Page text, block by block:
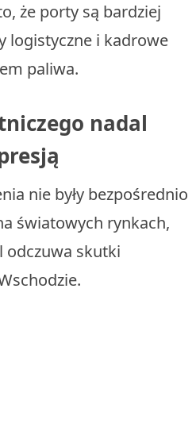
że porty są bardziej
logistyczne i kadrowe
paliwa.
nadal
nie były bezpośrednio
światowych rynkach,
odczuwa skutki